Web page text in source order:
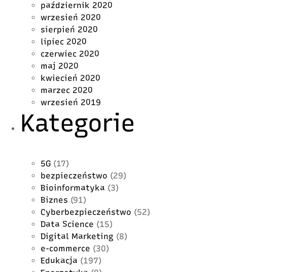
październik 2020
wrzesień 2020
sierpień 2020
lipiec 2020
czerwiec 2020
maj 2020
kwiecień 2020
marzec 2020
wrzesień 2019
Kategorie
5G (17)
bezpieczeństwo (29)
Bioinformatyka (3)
Biznes (91)
Cyberbezpieczeństwo (52)
Data Science (15)
Digital Marketing (8)
e-commerce (30)
Edukacja (197)